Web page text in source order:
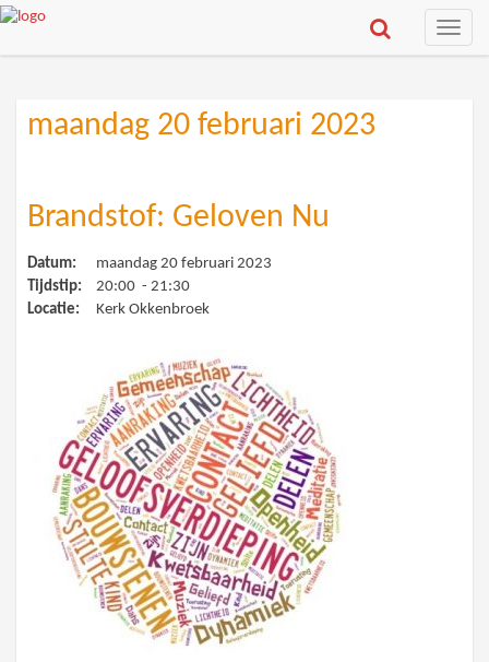
Toggle
maandag 20 februari 2023
Brandstof: Geloven Nu
Datum:
maandag 20 februari 2023
Tijdstip:
20:00 - 21:30
Locatie:
Kerk Okkenbroek